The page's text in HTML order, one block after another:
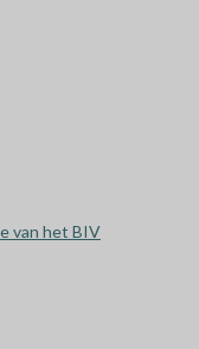
van het BIV